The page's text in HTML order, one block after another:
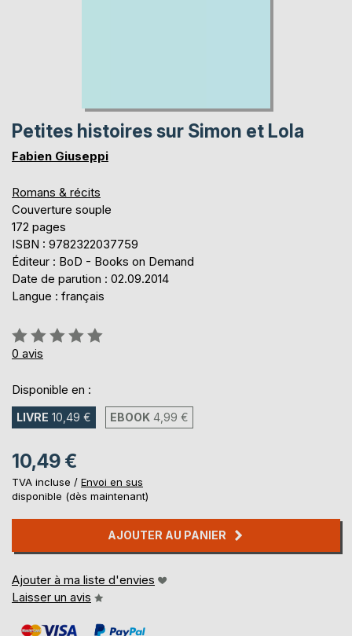
Petites histoires sur Simon et Lola
Fabien Giuseppi
Romans & récits
Couverture souple
172 pages
ISBN : 9782322037759
Éditeur : BoD - Books on Demand
Date de parution : 02.09.2014
Langue : français
Évaluation:
0%
0 avis
Disponible en :
LIVRE 10,49 € EBOOK 4,99 €
10,49 €
TVA incluse / Envoi en sus
disponible (dès maintenant)
AJOUTER AU PANIER
Ajouter à ma liste d'envies
Laisser un avis